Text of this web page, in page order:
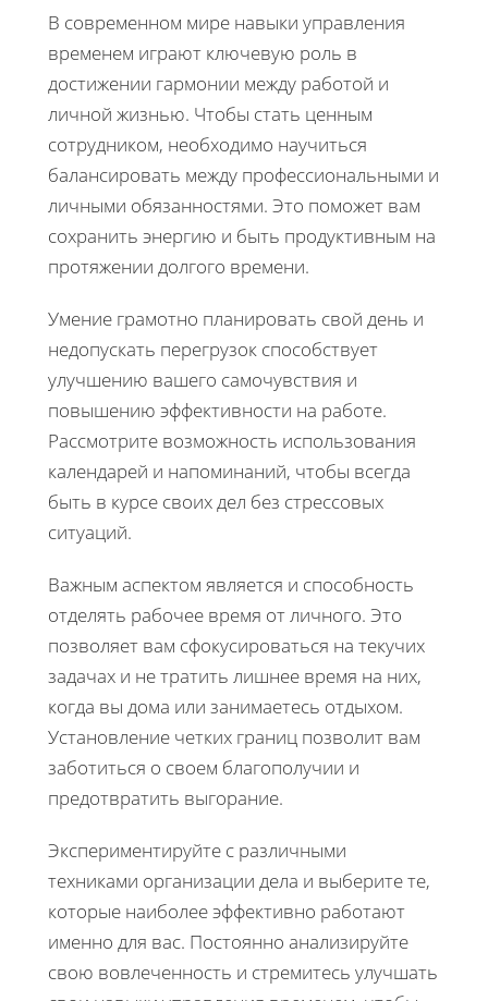
В современном мире навыки управления
временем играют ключевую роль в
достижении гармонии между работой и
личной жизнью. Чтобы стать ценным
сотрудником, необходимо научиться
балансировать между профессиональными и
личными обязанностями. Это поможет вам
сохранить энергию и быть продуктивным на
протяжении долгого времени.
Умение грамотно планировать свой день и
недопускать перегрузок способствует
улучшению вашего самочувствия и
повышению эффективности на работе.
Рассмотрите возможность использования
календарей и напоминаний, чтобы всегда
быть в курсе своих дел без стрессовых
ситуаций.
Важным аспектом является и способность
отделять рабочее время от личного. Это
позволяет вам сфокусироваться на текучих
задачах и не тратить лишнее время на них,
когда вы дома или занимаетесь отдыхом.
Установление четких границ позволит вам
заботиться о своем благополучии и
предотвратить выгорание.
Экспериментируйте с различными
техниками организации дела и выберите те,
которые наиболее эффективно работают
именно для вас. Постоянно анализируйте
свою вовлеченность и стремитесь улучшать